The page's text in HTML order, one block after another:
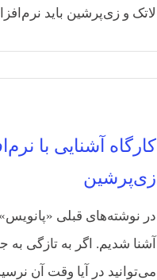
لاتک و زی‌پرشین باید
کارگاه آشنایی با
زی‌پرشین
در نوشته‌های قبلی
آشنا شدیم. اگر به تازگی به
می‌توانید در آیا وقت آن